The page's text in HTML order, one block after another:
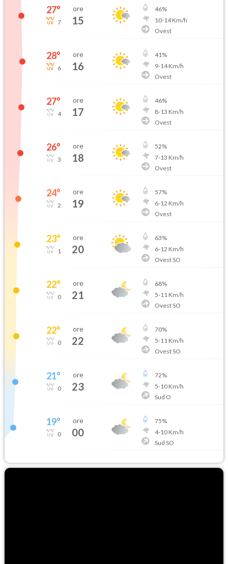
27°
7
ore
15
46%
10-14Km/h
Ovest
28°
6
ore
16
41%
9-14Km/h
Ovest
27°
4
ore
17
46%
8-13 Km/h
Ovest
26°
3
ore
18
52%
7-13 Km/h
Ovest
24°
2
ore
19
57%
6-12 Km/h
Ovest
23°
1
ore
20
63%
6-12 Km/h
Ovest SO
22°
0
ore
21
68%
5-11 Km/h
Ovest SO
22°
0
ore
22
70%
5-11 Km/h
Ovest SO
21°
0
ore
23
72%
5-10Km/h
Sud O
19°
0
ore
00
75%
4-10Km/h
Sud SO